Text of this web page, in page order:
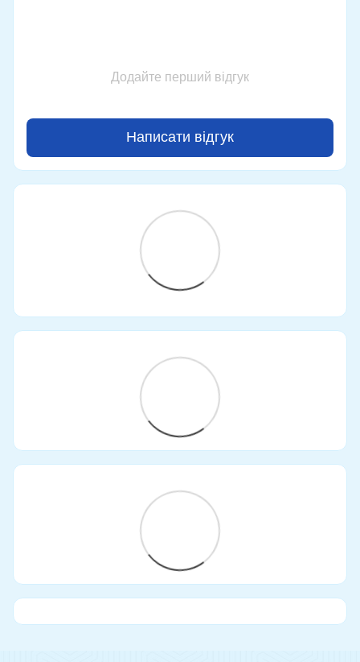
Додайте перший відгук
Написати відгук